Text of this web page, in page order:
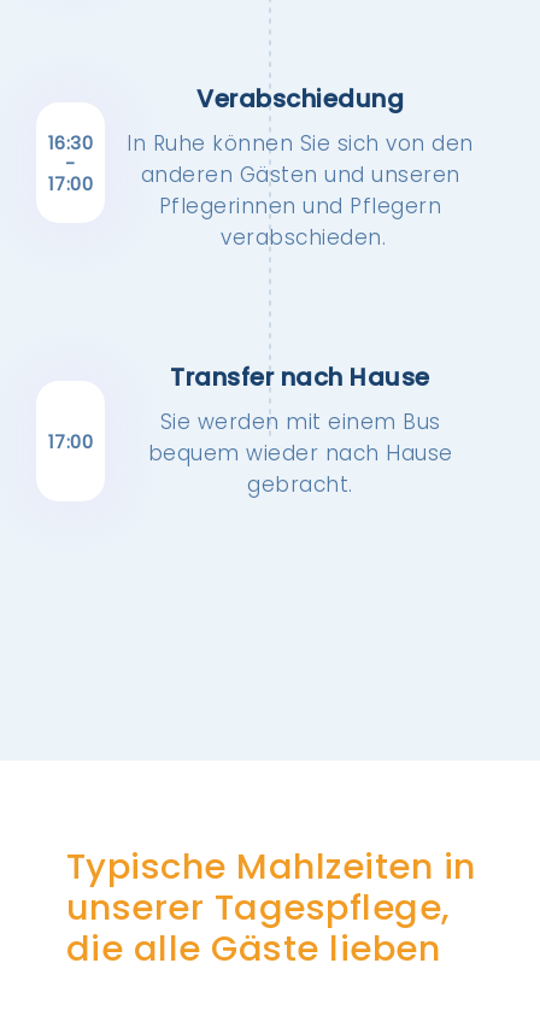
Verabschiedung
In Ruhe können Sie sich von den
anderen Gästen und unseren
Pflegerinnen und Pflegern
verabschieden.
16:30
-
17:00
17:00
Transfer nach Hause
Sie werden mit einem Bus
bequem wieder nach Hause
gebracht.
Typische Mahlzeiten in
unserer Tagespflege,
die alle Gäste lieben